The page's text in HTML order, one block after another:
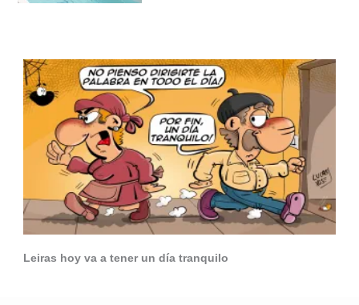
Leiras hoy va a tener un día tranquilo